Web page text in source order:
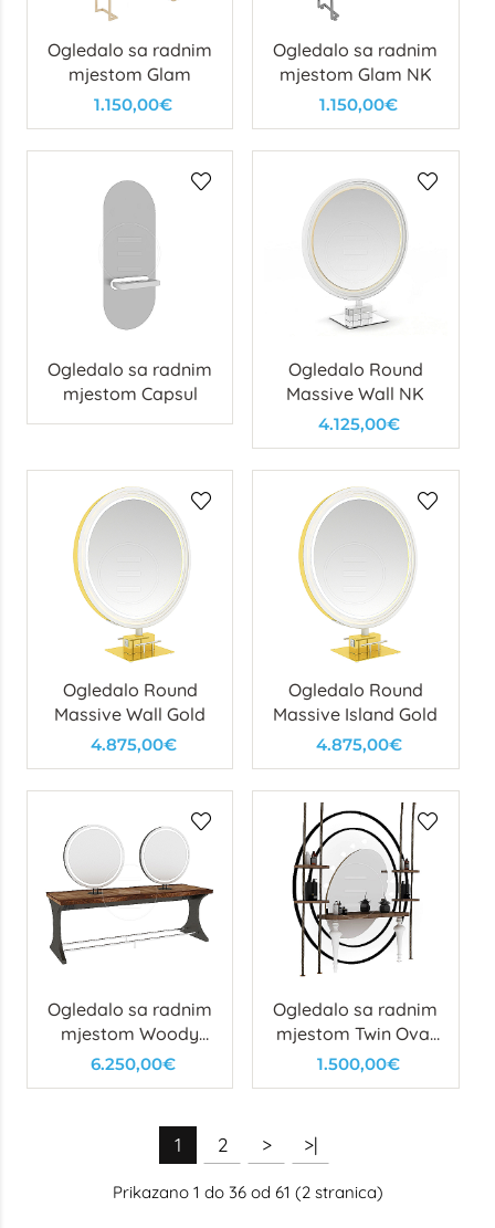
Ogledalo sa radnim
mjestom Glam
1.150,00€
Ogledalo sa radnim
mjestom Glam NK
1.150,00€
Ogledalo sa radnim
mjestom Capsul
Ogledalo Round
Massive Wall NK
4.125,00€
Ogledalo Round
Massive Wall Gold
4.875,00€
Ogledalo Round
Massive Island Gold
4.875,00€
Ogledalo sa radnim
mjestom Woody
Circle Double Island
6.250,00€
Ogledalo sa radnim
mjestom Twin Oval
Make Up
1.500,00€
1 2 > >|
Prikazano 1 do 36 od 61 (2 stranica)